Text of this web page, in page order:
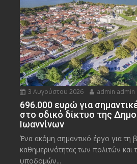
3 Αυγούστου 2026 admin admin
696.000 ευρώ για
στο οδικό δίκτυο της
Ιωαννίνων
Ένα ακόμη σημαντικό έργο για τη
καθημερινότητας των πολιτών
υποδομών...